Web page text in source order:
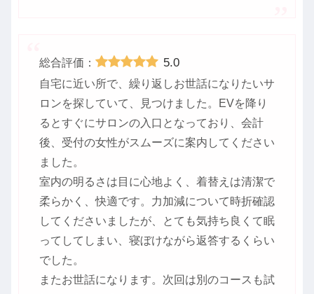
総合評価： 5.0
自宅に近い所で、繰り返しお世話になりたいサ
ロンを探していて、見つけました。EVを降り
るとすぐにサロンの入口となっており、会計
後、受付の女性がスムーズに案内してください
ました。
室内の明るさは目に心地よく、着替えは清潔で
柔らかく、快適です。力加減について時折確認
してくださいましたが、とても気持ち良くて眠
ってしてしまい、寝ぼけながら返答するくらい
でした。
またお世話になります。次回は別のコースも試